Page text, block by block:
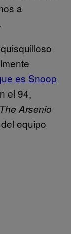
a
es Snoop
el 94,
The Arsenio
equipo